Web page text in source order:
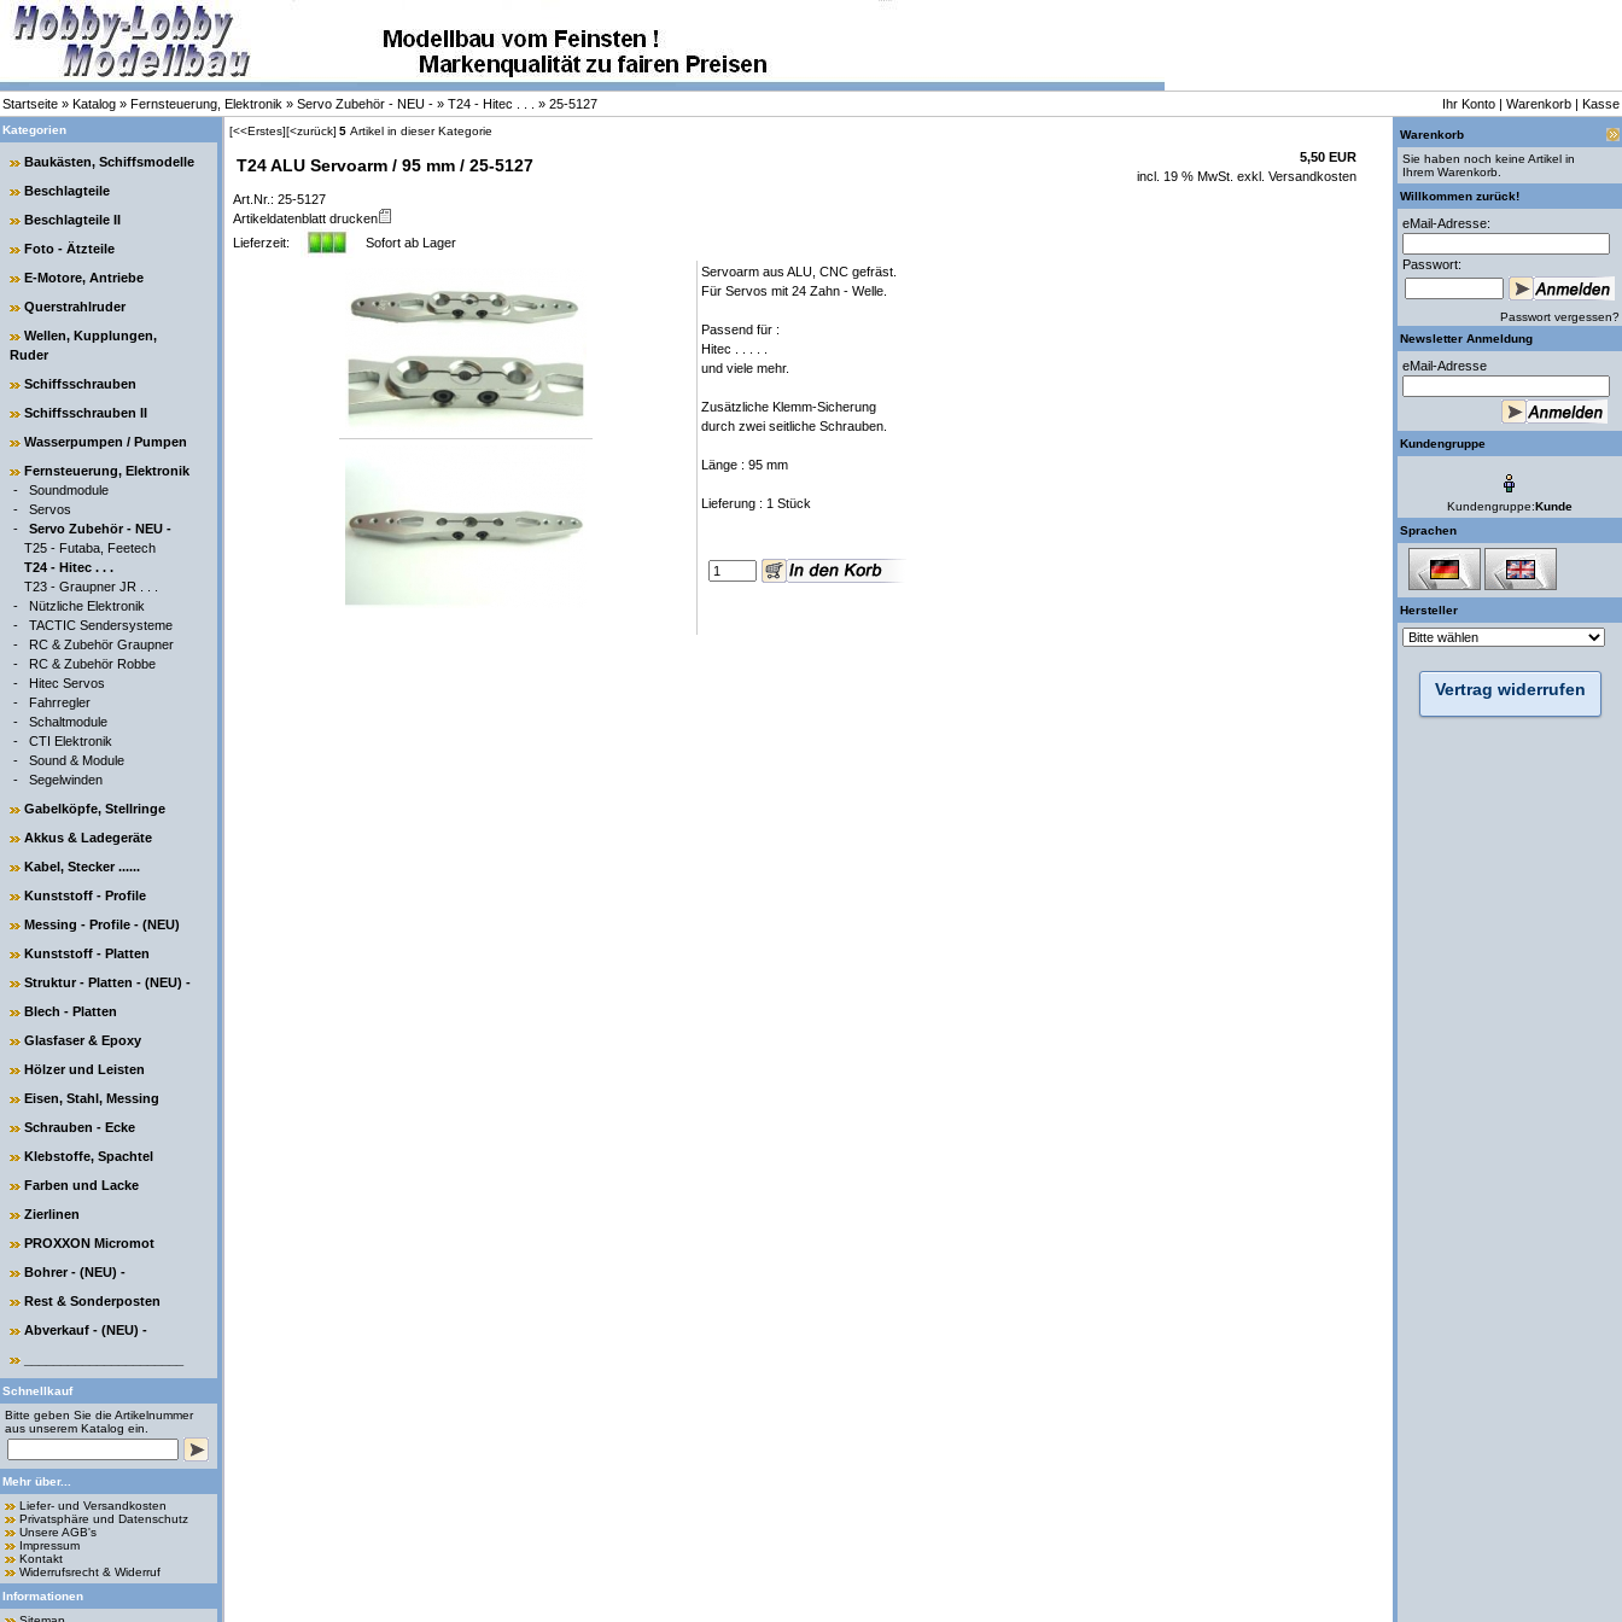
Startseite » Katalog » Fernsteuerung, Elektronik » Servo Zubehör - NEU - » T24 - Hitec . . . » 25-5127 Ihr Konto | Warenkorb | Kasse
Kategorien
Baukästen, Schiffsmodelle
Beschlagteile
Beschlagteile II
Foto - Ätzteile
E-Motore, Antriebe
Querstrahlruder
Wellen, Kupplungen,
Ruder
Schiffsschrauben
Schiffsschrauben II
Wasserpumpen / Pumpen
Fernsteuerung, Elektronik
- Soundmodule
- Servos
- Servo Zubehör - NEU -
T25 - Futaba, Feetech
T24 - Hitec . . .
T23 - Graupner JR . . .
- Nützliche Elektronik
- TACTIC Sendersysteme
- RC & Zubehör Graupner
- RC & Zubehör Robbe
- Hitec Servos
- Fahrregler
- Schaltmodule
- CTI Elektronik
- Sound & Module
- Segelwinden
Gabelköpfe, Stellringe
Akkus & Ladegeräte
Kabel, Stecker ......
Kunststoff - Profile
Messing - Profile - (NEU)
Kunststoff - Platten
Struktur - Platten - (NEU) -
Blech - Platten
Glasfaser & Epoxy
Hölzer und Leisten
Eisen, Stahl, Messing
Schrauben - Ecke
Klebstoffe, Spachtel
Farben und Lacke
Zierlinen
PROXXON Micromot
Bohrer - (NEU) -
Rest & Sonderposten
Abverkauf - (NEU) -
Schnellkauf
Bitte geben Sie die Artikelnummer
aus unserem Katalog ein.
Mehr über...
Liefer- und Versandkosten
Privatsphäre und Datenschutz
Unsere AGB's
Impressum
Kontakt
Widerrufsrecht & Widerruf
Informationen
[<<Erstes][<zurück] 5 Artikel in dieser Kategorie
T24 ALU Servoarm / 95 mm / 25-5127
5,50 EUR
incl. 19 % MwSt. exkl. Versandkosten
Art.Nr.: 25-5127
Artikeldatenblatt drucken
Lieferzeit:
Sofort ab Lager
Servoarm aus ALU, CNC gefräst.
Für Servos mit 24 Zahn - Welle.
Passend für :
Hitec . . . . .
und viele mehr.
Zusätzliche Klemm-Sicherung
durch zwei seitliche Schrauben.
Länge : 95 mm
Lieferung : 1 Stück
Warenkorb
Sie haben noch keine Artikel in
Ihrem Warenkorb.
Willkommen zurück!
eMail-Adresse:
Passwort:
Passwort vergessen?
Newsletter Anmeldung
eMail-Adresse
Kundengruppe
Kundengruppe:Kunde
Sprachen
Hersteller
Vertrag widerrufen